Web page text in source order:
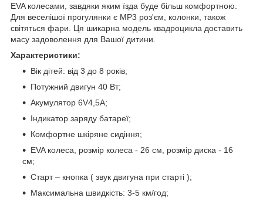
EVA колесами, завдяки яким їзда буде більш комфортною.
Для веселішої прогулянки є MP3 роз'єм, колонки, також
світяться фари. Ця шикарна модель квадроцикла доставить
масу задоволення для Вашої дитини.
Характеристики:
Вік дітей: від 3 до 8 років;
Потужний двигун 40 Вт;
Акумулятор 6V4,5A;
Індикатор заряду батареї;
Комфортне шкіряне сидіння;
EVA колеса, розмір колеса - 26 см, розмір диска - 16
см;
Старт – кнопка ( звук двигуна при старті );
Максимальна швидкість: 3-5 км/год;